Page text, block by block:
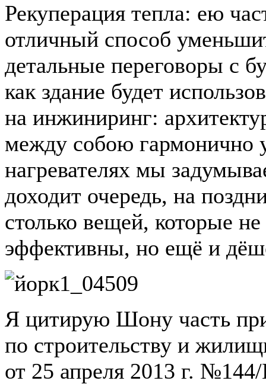
Рекуперация тепла: ею
отличный способ
детальные переговоры с
как здание будет
на инжиниринг:
между собою гармонично
нагревателях мы
доходит очередь, на
столько вещей, которые
эффективны, но ещё и
Я цитирую Шону часть
по строительству и
от 25 апреля 2013 г.